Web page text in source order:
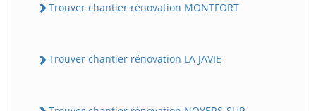
Trouver chantier rénovation MONTFORT
Trouver chantier rénovation LA JAVIE